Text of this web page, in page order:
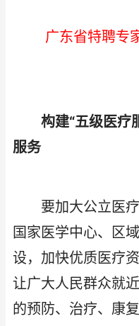
广东省特聘专
构建“五级医疗
服务
要加大公立医疗
国家医学中心、区
设，加快优质医疗
让广大人民群众就
的预防、治疗、康